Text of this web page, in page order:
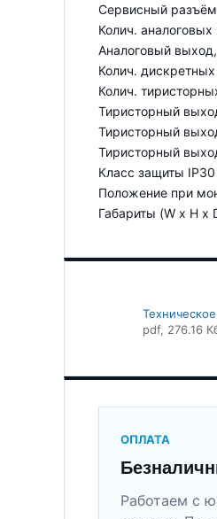
Сервисный разъём
Колич. аналоговых
Аналоговый
Колич.
Колич.
Тиристорный
Тиристорный
Тиристорный
Класс защиты IP30
Положение при
Габариты (W x H
pdf, 276.16
ОПЛАТА
Работаем с